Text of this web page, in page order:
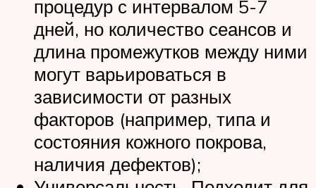
процедур с интервалом 5-7
дней, но количество сеансов и
длина промежутков между ними
могут варьироваться в
зависимости от разных
факторов (например, типа и
состояния кожного покрова,
наличия дефектов);